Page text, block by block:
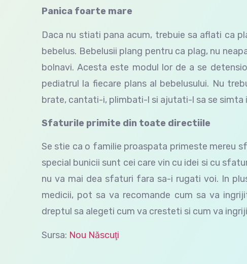
Panica foarte mare
Daca nu stiati pana acum, trebuie sa aflati ca
bebelus. Bebelusii plang pentru ca plag, nu
bolnavi. Acesta este modul lor de a se
pediatrul la fiecare plans al bebelusului. Nu
brate, cantati-i, plimbati-l si ajutati-l sa se simta
Sfaturile primite din toate directiile
Se stie ca o familie proaspata primeste mereu
special bunicii sunt cei care vin cu idei si cu
nu va mai dea sfaturi fara sa-i rugati voi. In
medicii, pot sa va recomande cum sa va
dreptul sa alegeti cum va cresteti si cum va
Sursa: Nou Născuţi